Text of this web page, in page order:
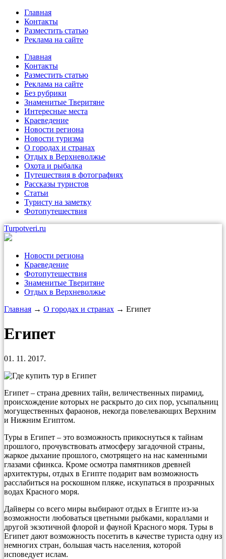
Главная
Контакты
Разместить статью
Реклама на сайте
Главная
Контакты
Разместить статью
Реклама на сайте
Без рубрики
Знаменитые Тверитяне
Интересные места
Краеведение
Новости региона
Новости туризма
О городах и странах
Отдых в Верхневолжье
Охота и рыбалка
Путешествия в фотографиях
Рассказы туристов
Статьи
Туристу на заметку
Фотопутешествия
Turpotveri.ru
Новости региона
Краеведение
Фотопутешествия
Знаменитые Тверитяне
Отдых в Верхневолжье
Главная → О городах и странах → Египет
Египет
01. 11. 2017.
Египет – страна древних тайн, величественных пирамид,
происхождение которых не раскрыто до сих пор, усыпальниц
могущественных фараонов, некогда повелевающих Верхним
и Нижним Египтом.
Туры в Египет – это возможность прикоснуться к тайнам
прошлого, прочувствовать атмосферу загадочной страны,
жаркое дыхание прошлого, смотрящего на нас каменными
глазами сфинкса. Кроме осмотра памятников древней
архитектуры, отдых в Египте подарит вам возможность
расслабиться на роскошном пляже, искупаться в прозрачных
водах Красного моря.
Дайверы со всего миры выбирают отдых в Египте из-за
возможности любоваться цветными рыбками, кораллами и
другой экзотичной флорой и фауной Красного моря. Туры в
Египет дают возможность посетить в качестве туриста одну из
немногих стран, большая часть населения, которой
исповедует ислам.